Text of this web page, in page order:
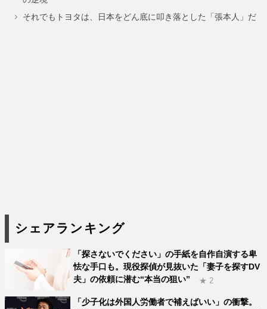
ジ ジ ジ ジ ジ
それでもトヨタは、日本をどん底に叩き落とした「張本人」だ
シェアランキング
「探さないでください」の手紙を自作自演する卑
怯な手口も。現役探偵が見抜いた「妻子を探すDV
夫」の依頼に潜む“本当の狙い”
★ 2
「少子化は外国人労働者で補えばいい」の衝撃。